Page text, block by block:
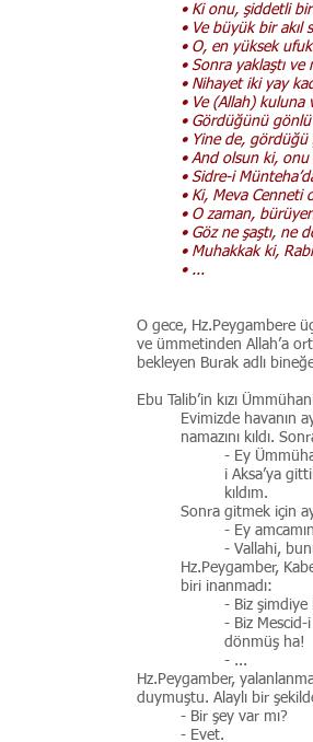
• Ki onu, şiddetli
• Ve büyük bir akıl
• O, en yüksek
• Sonra yaklaştı
• Nihayet iki yay
• Ve (Allah) kuluna
• Gördüğünü gönlü
• Yine de, gördüğü
• And olsun ki,
• Sidre-i
• Ki, Meva Cenneti
• O zaman,
• Göz ne şaştı, ne
• Muhakkak ki,
• ...
O gece, Hz.Peygambere
ve ümmetinden Allah’a
bekleyen Burak adlı
Ebu Talib’in kızı
Evimizde havanın
namazını kıldı.
- Ey
i Aksa’ya
kıldım.
Sonra gitmek için
- Ey
- Vallahi,
Hz.Peygamber,
biri inanmadı:
- Biz şimdiye
- Biz Mescid-
dönmüş ha!
- ...
Hz.Peygamber,
duymuştu. Alaylı bir
- Bir şey var mı?
- Evet.